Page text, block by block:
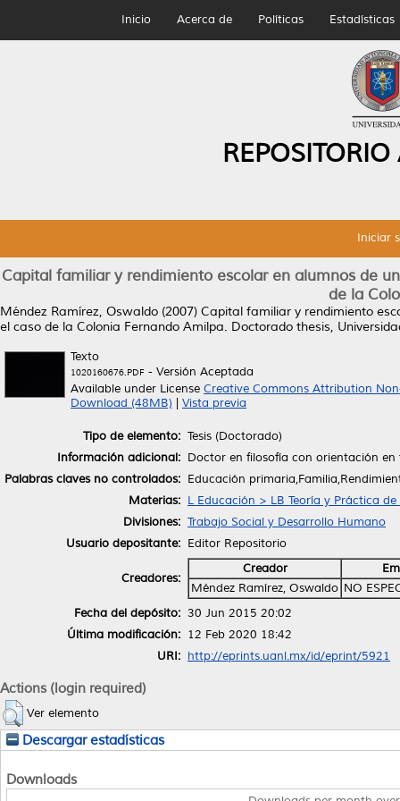
Inicio Acerca de Políticas Estadísticas
Iniciar
Capital familiar y rendimiento escolar en alumnos de
de la
Méndez Ramírez, Oswaldo (2007) Capital familiar y rendimiento
el caso de la Colonia Fernando Amilpa. Doctorado thesis,
Texto
1020160676.PDF - Versión Aceptada
Available under License Creative Commons Attribution
Download (48MB)
Vista previa
Tipo de elemento: Tesis (Doctorado)
Información adicional: Doctor en filosofía con orientación
Palabras claves no controlados: Educación
Materias: L Educación > LB Teoría y Práctica
Divisiones: Trabajo Social y Desarrollo Humano
Usuario depositante: Editor Repositorio
Creadores:
Creador
Méndez Ramírez, Oswaldo NO
Fecha del depósito: 30 Jun 2015 20:02
Última modificación: 12 Feb 2020 18:42
URI: http://eprints.uanl.mx/id/eprint/5921
Actions (login required)
Ver elemento
Descargar estadísticas
Downloads